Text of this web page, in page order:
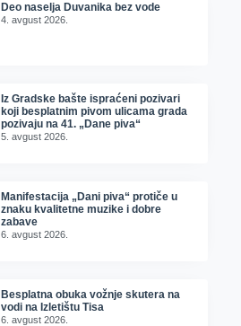
Deo naselja Duvanika bez vode
4. avgust 2026.
Iz Gradske bašte ispraćeni pozivari
koji besplatnim pivom ulicama grada
pozivaju na 41. „Dane piva“
5. avgust 2026.
Manifestacija „Dani piva“ protiče u
znaku kvalitetne muzike i dobre
zabave
6. avgust 2026.
Besplatna obuka vožnje skutera na
vodi na Izletištu Tisa
6. avgust 2026.